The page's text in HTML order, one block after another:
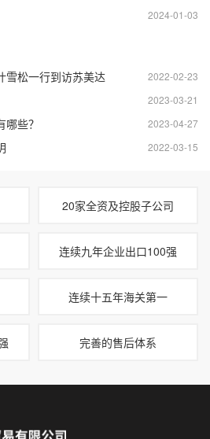
2024-01-03
2022-02-23
雪松一行到访苏美达
2023-03-21
2023-04-27
些？
2022-03-15
20家全资及控股子公司
连续九年企业出口100强
连续十五年海关第一
完善的售后体系